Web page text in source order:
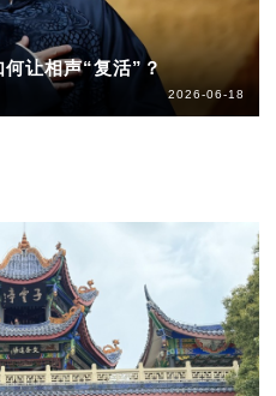
让相声“复活”？
2026-06-18